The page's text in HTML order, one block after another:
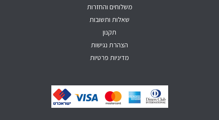
משלוחים והחזרות
שאלות ותשובות
תקנון
הצהרת נגישות
מדיניות פרטיות